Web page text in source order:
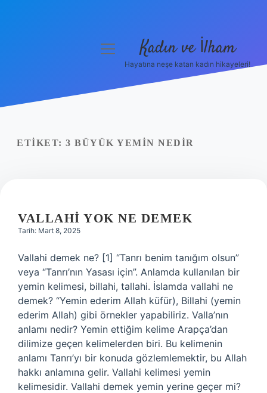
Yasal Uyarı
menüyü
Kadın ve İlham
Hayatına neşe katan kadın hikayeleri!
ETIKET: 3 BÜYÜK YEMIN NEDIR
VALLAHI YOK NE DEMEK
Tarih: Mart 8, 2025
Vallahi demek ne? [1] “Tanrı benim tanığım olsun”
veya “Tanrı’nın Yasası için”. Anlamda kullanılan bir
yemin kelimesi, billahi, tallahi. İslamda vallahi ne
demek? “Yemin ederim Allah küfür), Billahi (yemin
ederim Allah) gibi örnekler yapabiliriz. Valla’nın
anlamı nedir? Yemin ettiğim kelime Arapça’dan
dilimize geçen kelimelerden biri. Bu kelimenin
anlamı Tanrı’yı ​​bir konuda gözlemlemektir, bu Allah
hakkı anlamına gelir. Vallahi kelimesi yemin
kelimesidir. Vallahi demek yemin yerine geçer mi?